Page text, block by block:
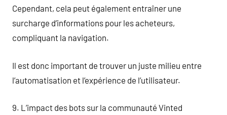
Cependant, cela peut également entraîner une
surcharge d’informations pour les acheteurs,
compliquant la navigation.
Il est donc important de trouver un juste milieu entre
l’automatisation et l’expérience de l’utilisateur.
9. L’impact des bots sur la communauté Vinted